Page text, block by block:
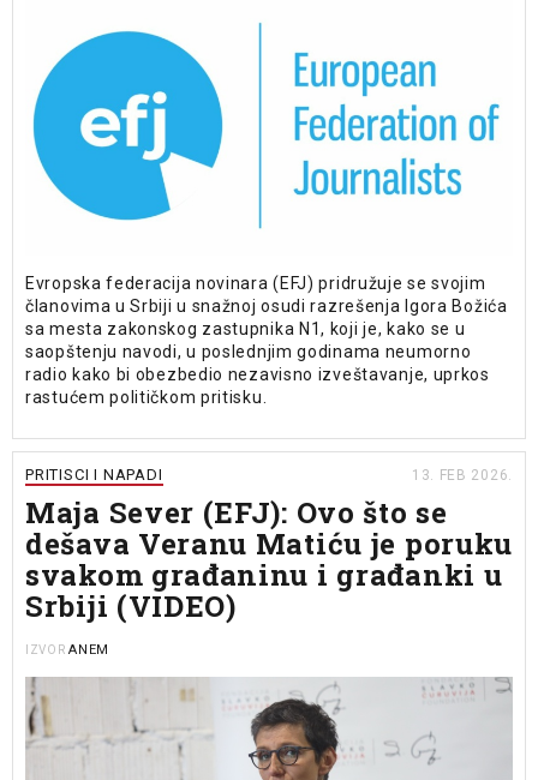
Evropska federacija novinara (EFJ) pridružuje se svojim
članovima u Srbiji u snažnoj osudi razrešenja Igora Božića
sa mesta zakonskog zastupnika N1, koji je, kako se u
saopštenju navodi, u poslednjim godinama neumorno
radio kako bi obezbedio nezavisno izveštavanje, uprkos
rastućem političkom pritisku.
PRITISCI I NAPADI 13. FEB 2026.
Maja Sever (EFJ): Ovo što se
dešava Veranu Matiću je poruku
svakom građaninu i građanki u
Srbiji (VIDEO)
IZVOR ANEM